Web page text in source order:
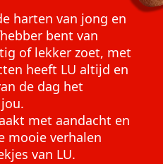
harten van jong en
bent van
of lekker zoet, met
heeft LU altijd en
de dag het
met aandacht en
mooie verhalen
van LU.